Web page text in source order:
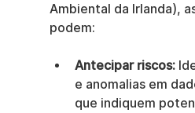
Ambiental da Irlanda),
podem:
Antecipar riscos:
e anomalias em
que indiquem